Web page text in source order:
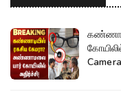
Camera